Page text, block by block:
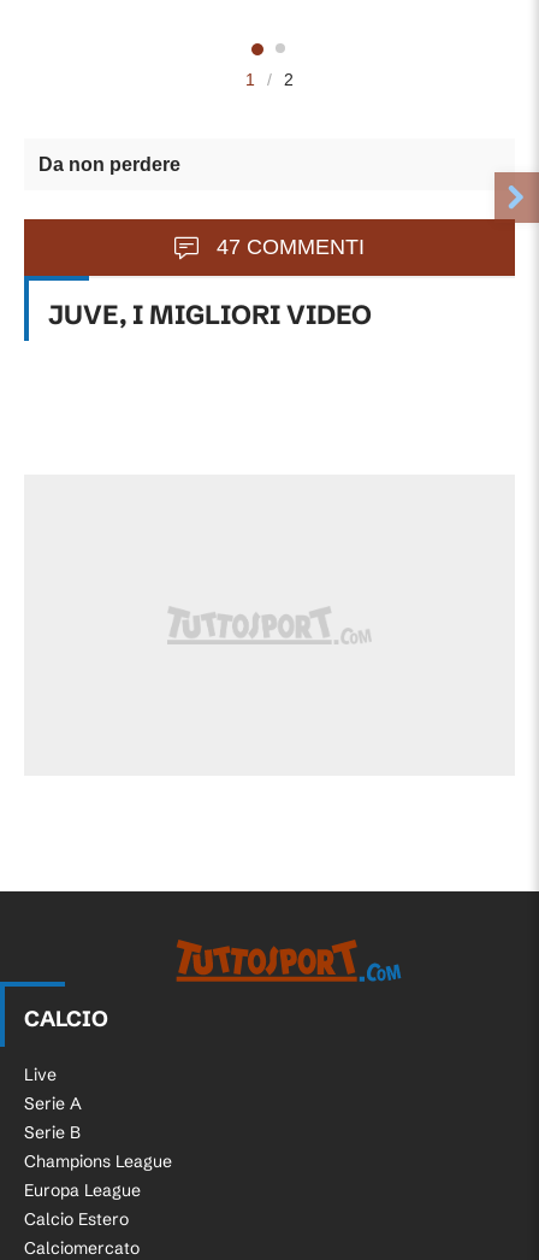
1 / 2
Da non perdere
47 COMMENTI
JUVE, I MIGLIORI VIDEO
CALCIO
Live
Serie A
Serie B
Champions League
Europa League
Calcio Estero
Calciomercato